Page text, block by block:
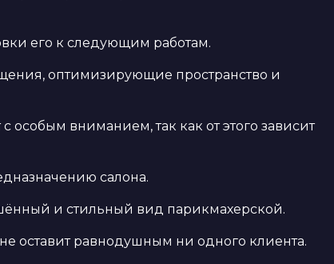
его к следующим работам.
оптимизирующие пространство и
особым вниманием, так как от этого зависит
салона.
и стильный вид парикмахерской.
оставит равнодушным ни одного клиента.